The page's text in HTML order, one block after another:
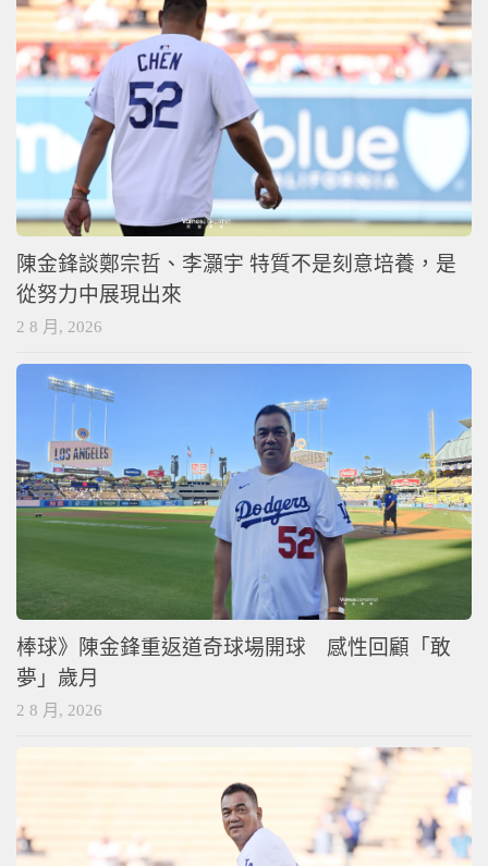
陳金鋒談鄭宗哲、李灝宇 特質不是刻意培養，是
從努力中展現出來
2 8 月, 2026
棒球》陳金鋒重返道奇球場開球 感性回顧「敢
夢」歲月
2 8 月, 2026